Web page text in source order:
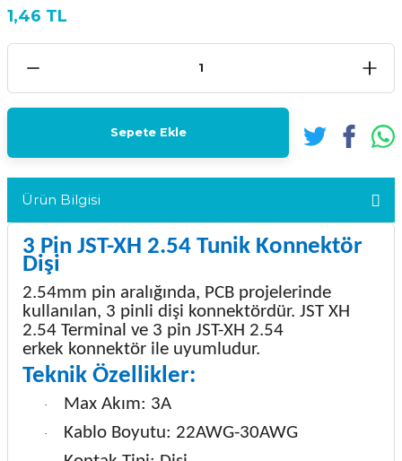
1,46 TL
Sepete Ekle
Ürün Bilgisi
3 Pin JST-XH 2.54 Tunik Konnektör
Dişi
2.54mm pin aralığında, PCB projelerinde
kullanılan, 3 pinli dişi konnektördür. JST XH
2.54 Terminal ve 3 pin JST-XH 2.54
erkek konnektör ile uyumludur.
Teknik Özellikler:
· Max Akım: 3A
· Kablo Boyutu: 22AWG-30AWG